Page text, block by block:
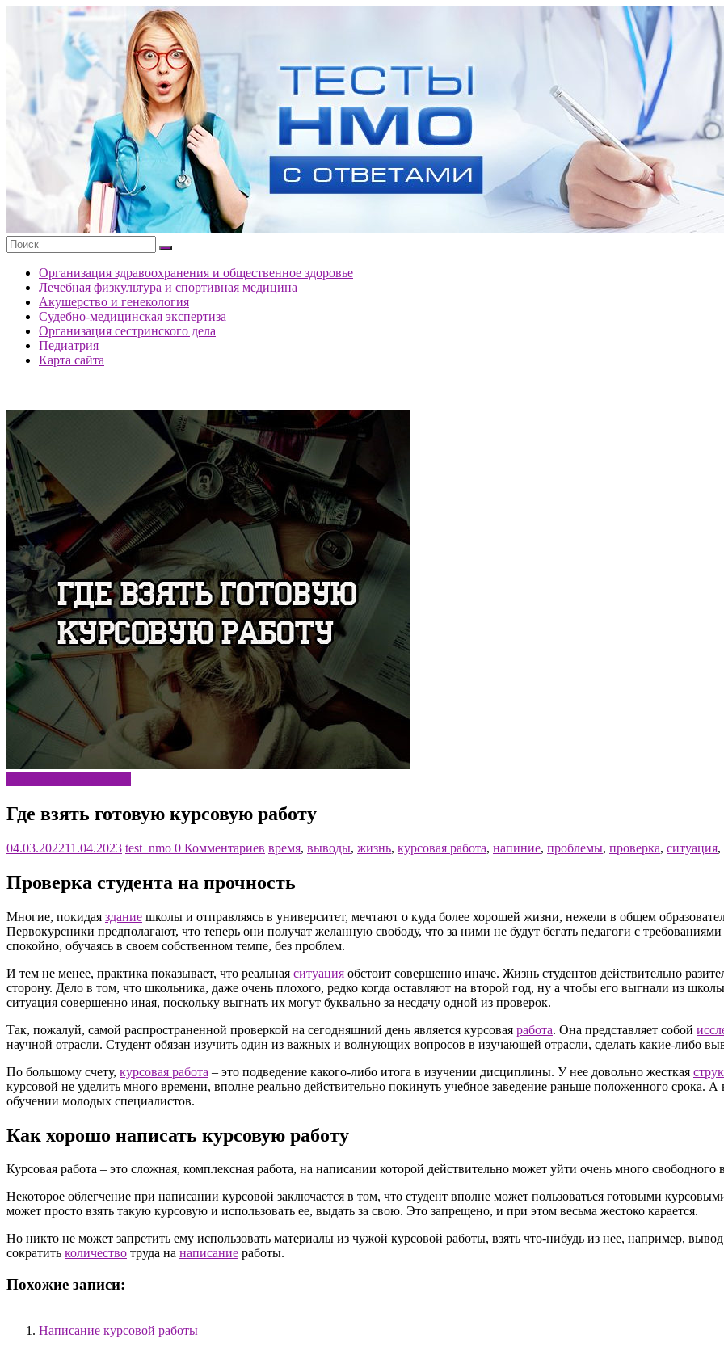
содержимому
портала
ответами
Организация здравоохранения и общественное здоровье
Лечебная физкультура и спортивная медицина
Акушерство и генекология
Судебно-медицинская экспертиза
Организация сестринского дела
Педиатрия
Карта сайта
Где взять готовую курсовую работу
04.03.202211.04.2023 test_nmo 0 Комментариев время, выводы, жизнь, курсовая работа, напиние, проблемы, проверка, ситуация,
Проверка студента на прочность
Многие, покидая здание школы и отправляясь в университет, мечтают о куда более хорошей жизни, нежели в общем
Первокурсники предполагают, что теперь они получат желанную свободу, что за ними не будут бегать педагоги с
спокойно, обучаясь в своем собственном темпе, без проблем.
И тем не менее, практика показывает, что реальная ситуация обстоит совершенно иначе. Жизнь студентов действительно
сторону. Дело в том, что школьника, даже очень плохого, редко когда оставляют на второй год, ну а чтобы его выгнали из
ситуация совершенно иная, поскольку выгнать их могут буквально за несдачу одной из проверок.
Так, пожалуй, самой распространенной проверкой на сегодняшний день является курсовая работа. Она представляет собой
научной отрасли. Студент обязан изучить один из важных и волнующих вопросов в изучающей отрасли, сделать какие-либо
По большому счету, курсовая работа – это подведение какого-либо итога в изучении дисциплины. У нее довольно жесткая
курсовой не уделить много времени, вполне реально действительно покинуть учебное заведение раньше положенного срока.
обучении молодых специалистов.
Как хорошо написать курсовую работу
Курсовая работа – это сложная, комплексная работа, на написании которой действительно может уйти очень много
Некоторое облегчение при написании курсовой заключается в том, что студент вполне может пользоваться готовыми
может просто взять такую курсовую и использовать ее, выдать за свою. Это запрещено, и при этом весьма жестоко карается.
Но никто не может запретить ему использовать материалы из чужой курсовой работы, взять что-нибудь из нее, например,
сократить количество труда на написание работы.
Похожие записи:
Написание курсовой работы